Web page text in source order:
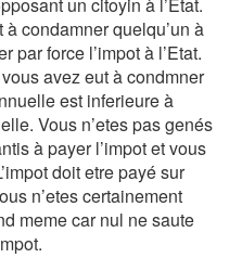
un citoyin à l’Etat.
condamner quelqu’un à
par force l’impot à l’Etat.
avez eut à condmner
est inferieure à
Vous n’etes pas genés
à payer l’impot et vous
doit etre payé sur
n’etes certainement
meme car nul ne saute